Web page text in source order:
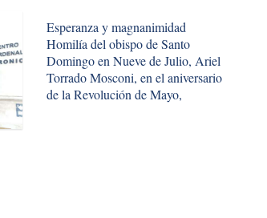
Esperanza y magnanimidad
Homilía del obispo de Santo
Domingo en Nueve de Julio, Ariel
Torrado Mosconi, en el aniversario
de la Revolución de Mayo,